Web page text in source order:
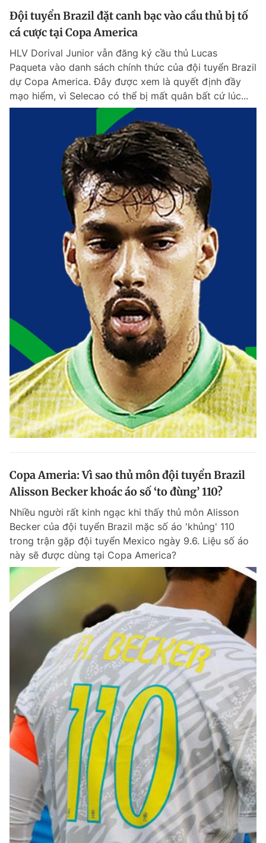
Đội tuyển Brazil đặt canh bạc vào cầu thủ bị tố
cá cược tại Copa America
HLV Dorival Junior vẫn đăng ký cầu thủ Lucas
Paqueta vào danh sách chính thức của đội tuyển Brazil
dự Copa America. Đây được xem là quyết định đầy
mạo hiểm, vì Selecao có thể bị mất quân bất cứ lúc...
Copa Ameria: Vì sao thủ môn đội tuyển Brazil
Alisson Becker khoác áo số ‘to đùng’ 110?
Nhiều người rất kinh ngạc khi thấy thủ môn Alisson
Becker của đội tuyển Brazil mặc số áo 'khủng' 110
trong trận gặp đội tuyển Mexico ngày 9.6. Liệu số áo
này sẽ được dùng tại Copa America?